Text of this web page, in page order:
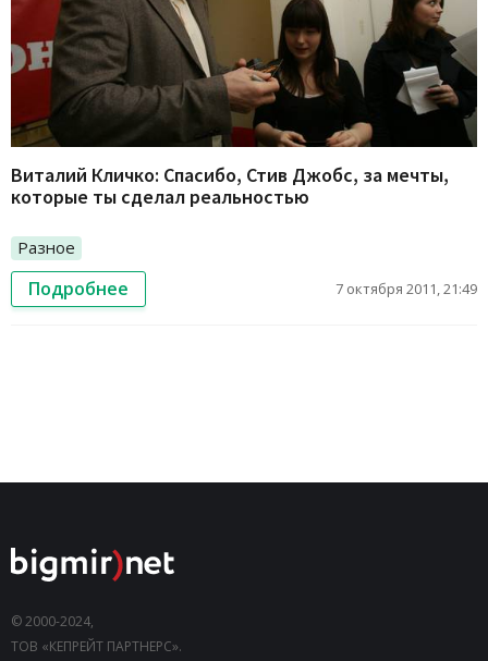
Виталий Кличко: Спасибо, Стив Джобс, за мечты,
которые ты сделал реальностью
Разное
Подробнее 7 октября 2011, 21:49
© 2000-2024,
ТОВ «КЕПРЕЙТ ПАРТНЕРС».